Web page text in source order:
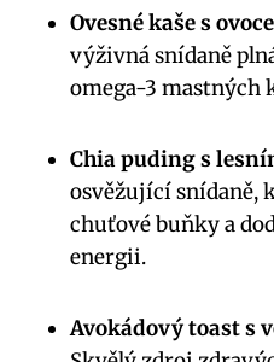
Ovesné kaše s
výživná snídaně
omega-3 mastných
Chia puding s
osvěžující snídaně,
chuťové buňky a
energii.
Avokádový toast s